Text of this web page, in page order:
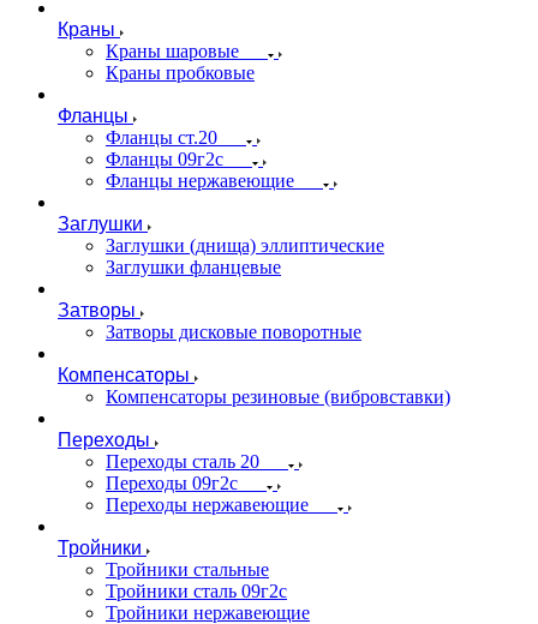
Краны
Краны шаровые
Краны пробковые
Фланцы
Фланцы ст.20
Фланцы 09г2с
Фланцы нержавеющие
Заглушки
Заглушки (днища) эллиптические
Заглушки фланцевые
Затворы
Затворы дисковые поворотные
Компенсаторы
Компенсаторы резиновые (вибровставки)
Переходы
Переходы сталь 20
Переходы 09г2с
Переходы нержавеющие
Тройники
Тройники стальные
Тройники сталь 09г2с
Тройники нержавеющие